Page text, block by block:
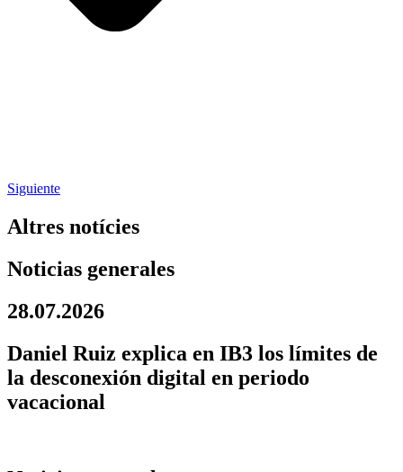
Siguiente
Altres notícies
Noticias generales
28.07.2026
Daniel Ruiz explica en IB3 los límites de
la desconexión digital en periodo
vacacional